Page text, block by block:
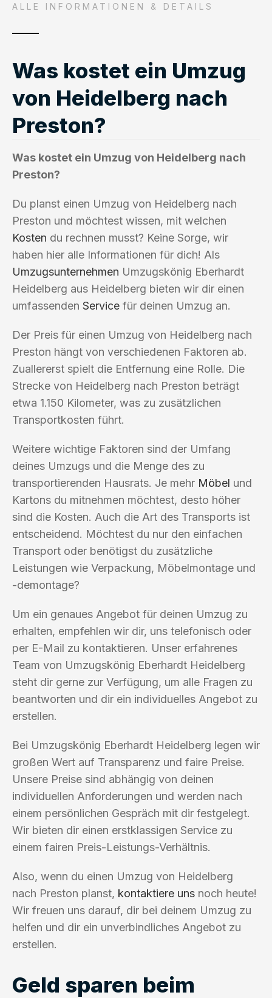
ALLE INFORMATIONEN & DETAILS
Was kostet ein Umzug
von Heidelberg nach
Preston?
Was kostet ein Umzug von Heidelberg nach
Preston?
Du planst einen Umzug von Heidelberg nach
Preston und möchtest wissen, mit welchen
Kosten du rechnen musst? Keine Sorge, wir
haben hier alle Informationen für dich! Als
Umzugsunternehmen Umzugskönig Eberhardt
Heidelberg aus Heidelberg bieten wir dir einen
umfassenden Service für deinen Umzug an.
Der Preis für einen Umzug von Heidelberg nach
Preston hängt von verschiedenen Faktoren ab.
Zuallererst spielt die Entfernung eine Rolle. Die
Strecke von Heidelberg nach Preston beträgt
etwa 1.150 Kilometer, was zu zusätzlichen
Transportkosten führt.
Weitere wichtige Faktoren sind der Umfang
deines Umzugs und die Menge des zu
transportierenden Hausrats. Je mehr Möbel und
Kartons du mitnehmen möchtest, desto höher
sind die Kosten. Auch die Art des Transports ist
entscheidend. Möchtest du nur den einfachen
Transport oder benötigst du zusätzliche
Leistungen wie Verpackung, Möbelmontage und
-demontage?
Um ein genaues Angebot für deinen Umzug zu
erhalten, empfehlen wir dir, uns telefonisch oder
per E-Mail zu kontaktieren. Unser erfahrenes
Team von Umzugskönig Eberhardt Heidelberg
steht dir gerne zur Verfügung, um alle Fragen zu
beantworten und dir ein individuelles Angebot zu
erstellen.
Bei Umzugskönig Eberhardt Heidelberg legen wir
großen Wert auf Transparenz und faire Preise.
Unsere Preise sind abhängig von deinen
individuellen Anforderungen und werden nach
einem persönlichen Gespräch mit dir festgelegt.
Wir bieten dir einen erstklassigen Service zu
einem fairen Preis-Leistungs-Verhältnis.
Also, wenn du einen Umzug von Heidelberg
nach Preston planst, kontaktiere uns noch heute!
Wir freuen uns darauf, dir bei deinem Umzug zu
helfen und dir ein unverbindliches Angebot zu
erstellen.
Geld sparen beim